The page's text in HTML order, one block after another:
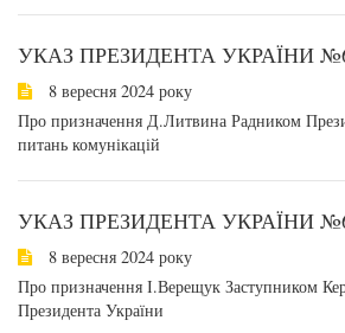
УКАЗ ПРЕЗИДЕНТА УКРАЇНИ
8 вересня 2024 року
Про призначення Д.Литвина Радником
питань комунікацій
УКАЗ ПРЕЗИДЕНТА УКРАЇНИ
8 вересня 2024 року
Про призначення І.Верещук Заступником
Президента України